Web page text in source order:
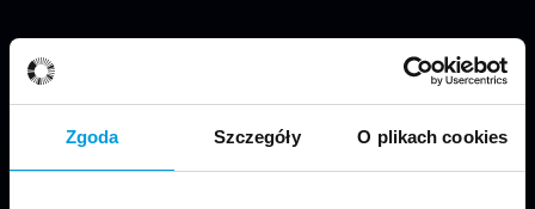
Zgoda Szczegóły O plikach cookies
Jesteśmy częścią Wydziału Projektowania
w Warszawie Uniwersytetu SWPS.